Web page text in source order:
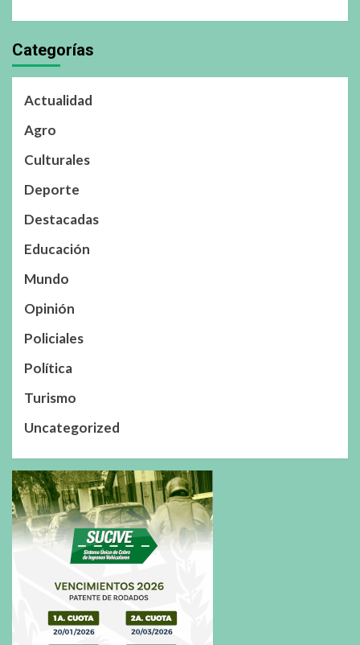
Categorías
Actualidad
Agro
Culturales
Deporte
Destacadas
Educación
Mundo
Opinión
Policiales
Política
Turismo
Uncategorized